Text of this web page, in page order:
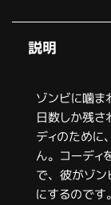
説明
ゾンビに噛ま
日数しか残
ディのために
ん。コーディ
で、彼がゾン
にするのです。